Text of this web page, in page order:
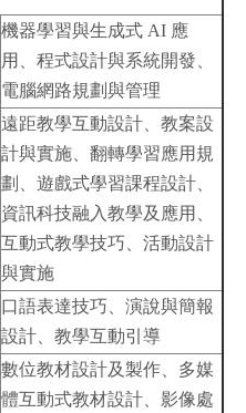
機器學習與生成式 AI 應
用、程式設計與系統開發、
電腦網路規劃與管理
遠距教學互動設計、教案設
計與實施、翻轉學習應用規
劃、遊戲式學習課程設計、
資訊科技融入教學及應用、
互動式教學技巧、活動設計
與實施
口語表達技巧、演說與簡報
設計、教學互動引導
數位教材設計及製作、多媒
體互動式教材設計、影像處